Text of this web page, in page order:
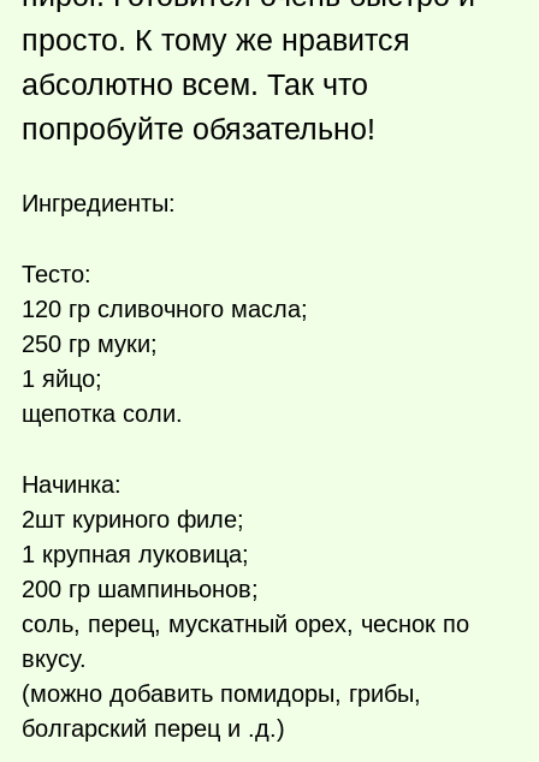
просто. К тому же нравится
абсолютно всем. Так что
попробуйте обязательно!
Ингредиенты:
Тесто:
120 гр сливочного масла;
250 гр муки;
1 яйцо;
щепотка соли.
Начинка:
2шт куриного филе;
1 крупная луковица;
200 гр шампиньонов;
соль, перец, мускатный орех, чеснок по
вкусу.
(можно добавить помидоры, грибы,
болгарский перец и .д.)